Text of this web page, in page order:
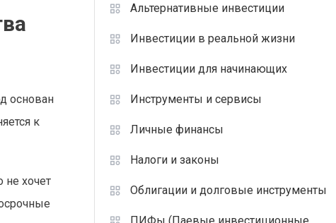
основан
к
не хочет
Альтернативные инвестиции
Инвестиции в реальной жизни
Инвестиции для начинающих
Инструменты и сервисы
Личные финансы
Налоги и законы
Облигации и долговые инструменты